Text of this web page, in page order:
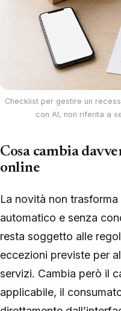
Checklist per gestire un
con AI, non riferita a
Cosa cambia
online
La novità non
automatico e senza
resta soggetto alle
eccezioni previste per
servizi. Cambia però il
applicabile, il